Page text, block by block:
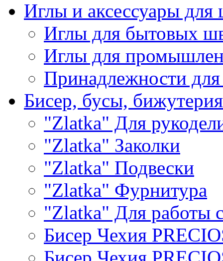
Иглы и аксессуары
Иглы для бытовых
Иглы для
Принадлежности
Бисер, бусы, бижутерия
"Zlatka" Для
"Zlatka" Заколки
"Zlatka" Подвески
"Zlatka" Фурнитура
"Zlatka" Для работы
Бисер Чехия